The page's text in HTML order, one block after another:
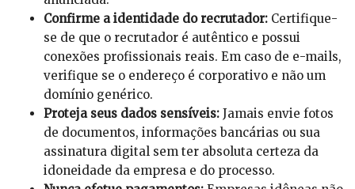
Confirme a identidade do recrutador: Certifique-
se de que o recrutador é autêntico e possui
conexões profissionais reais. Em caso de e-mails,
verifique se o endereço é corporativo e não um
domínio genérico.
Proteja seus dados sensíveis: Jamais envie fotos
de documentos, informações bancárias ou sua
assinatura digital sem ter absoluta certeza da
idoneidade da empresa e do processo.